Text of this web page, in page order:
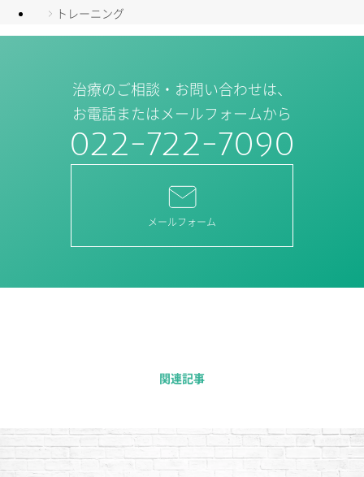
トレーニング
治療のご相談・お問い合わせは、
お電話またはメールフォームから
022-722-7090
メールフォーム
関連記事